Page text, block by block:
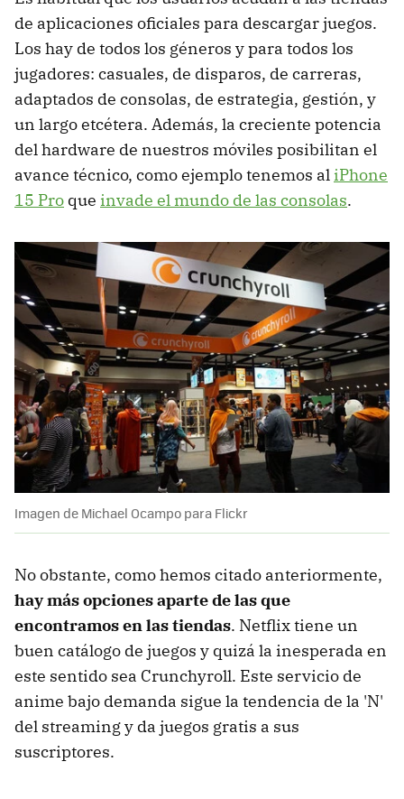
de aplicaciones oficiales para descargar juegos.
Los hay de todos los géneros y para todos los
jugadores: casuales, de disparos, de carreras,
adaptados de consolas, de estrategia, gestión, y
un largo etcétera. Además, la creciente potencia
del hardware de nuestros móviles posibilitan el
avance técnico, como ejemplo tenemos al iPhone
15 Pro que invade el mundo de las consolas.
Imagen de Michael Ocampo para Flickr
No obstante, como hemos citado anteriormente,
hay más opciones aparte de las que
encontramos en las tiendas. Netflix tiene un
buen catálogo de juegos y quizá la inesperada en
este sentido sea Crunchyroll. Este servicio de
anime bajo demanda sigue la tendencia de la 'N'
del streaming y da juegos gratis a sus
suscriptores.